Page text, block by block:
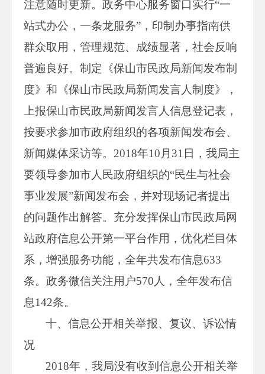
注意随时更新。政务中心服务窗口实行“一
站式办公，一条龙服务”，印制办事指南供
群众取用，管理规范、成绩显著，社会反响
普遍良好。制定《保山市民政局新闻发布制
度》和《保山市民政局新闻发言人制度》，
上报保山市民政局新闻发言人信息登记表，
按要求参加市政府组织的各项新闻发布会、
新闻媒体采访等。2018年10月31日，我局主
要领导参加市人民政府组织的“民生与社会
事业发展”新闻发布会，并对现场记者提出
的问题作出解答。充分发挥保山市民政局网
站政府信息公开第一平台作用，优化栏目体
系，增强服务功能，全年共发布信息633
条。政务微信关注用户570人，全年发布信
息142条。
十、信息公开相关举报、复议、诉讼情
况
2018年，我局没有收到信息公开相关举